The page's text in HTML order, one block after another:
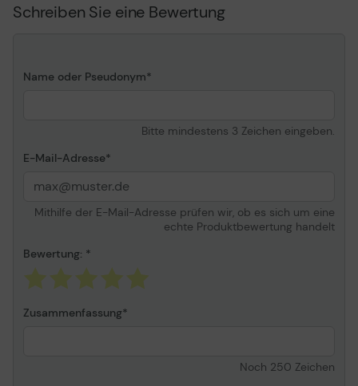
Schreiben Sie eine Bewertung
Name oder Pseudonym
Bitte mindestens 3 Zeichen eingeben.
E-Mail-Adresse
Mithilfe der E-Mail-Adresse prüfen wir, ob es sich um eine
echte Produktbewertung handelt
Bewertung:
Zusammenfassung
Noch 250 Zeichen